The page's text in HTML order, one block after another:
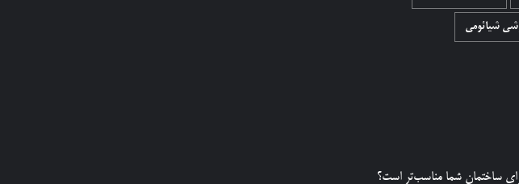
شیائومی
برای ساختمان شما مناسب‌تر است؟